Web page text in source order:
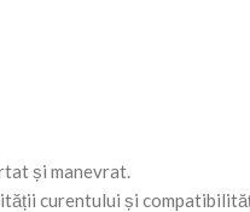
și manevrat.
curentului și